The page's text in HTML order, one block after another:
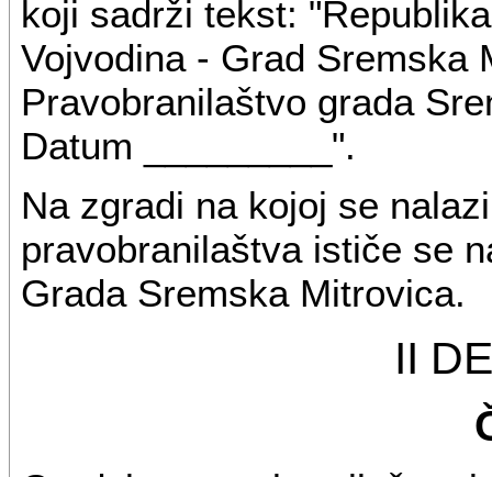
koji sadrži tekst:
Vojvodina - Grad Sremska
Pravobranilaštvo grada
Datum _________".
Na zgradi na kojoj se
pravobranilaštva ističe se
Grada Sremska Mitrovica.
II